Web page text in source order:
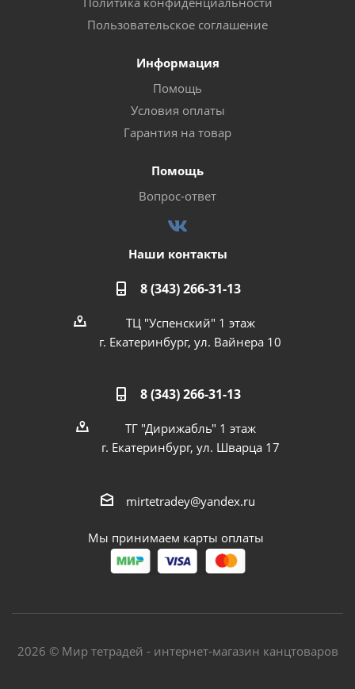
Пользовательское соглашение
Информация
Помощь
Условия оплаты
Гарантия на товар
Помощь
Вопрос-ответ
Наши контакты
8 (343) 266-31-13
ТЦ "Успенский" 1 этаж
г. Екатеринбург, ул. Вайнера 10
8 (343) 266-31-13
ТГ "Дирижабль" 1 этаж
г. Екатеринбург, ул. Шварца 17
mirtetradey@yandex.ru
Мы принимаем карты оплаты
2026 © Мир тетрадей - интернет-магазин канцтоваров